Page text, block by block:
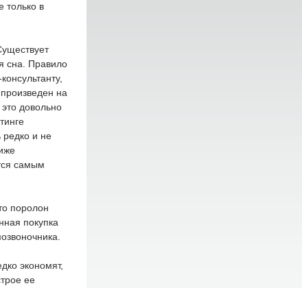
только в
сна. Правило
на
довольно
и не
самым
поролон
покупка
экономят,
ее